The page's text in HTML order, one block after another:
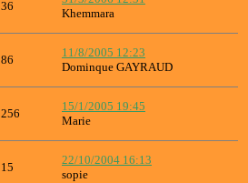
36
Khemmara
86
11/8/2005 12:23
Dominque GAYRAUD
256
15/1/2005 19:45
Marie
15
22/10/2004 16:13
sopie